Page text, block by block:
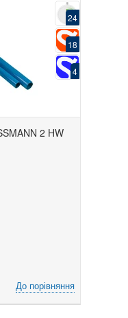
24
18
4
2 HW
До порівняння